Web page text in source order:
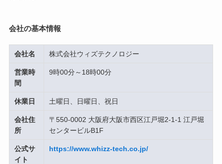
会社の基本情報
会社名 株式会社ウィズテクノロジー
営業時
間
9時00分～18時00分
休業日 土曜日、日曜日、祝日
会社住
所
〒550-0002 大阪府大阪市西区江戸堀2-1-1 江戸堀
センタービルB1F
公式サ
イト
https://www.whizz-tech.co.jp/